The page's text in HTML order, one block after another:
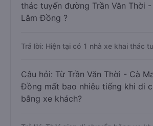
thác tuyến đường Trần Văn Thời
Lâm Đồng ?
Trả lời: Hiện tại có 1 nhà xe khai thác
Câu hỏi: Từ Trần Văn Thời - Cà
Đồng mất bao nhiêu tiếng khi di
bằng xe khách?